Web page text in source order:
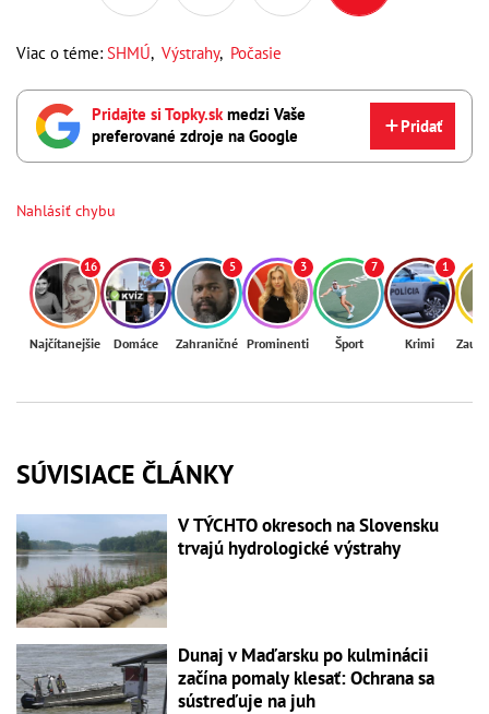
Viac o téme: SHMÚ, Výstrahy, Počasie
Pridajte si Topky.skmedzi Vaše
preferované zdroje na Google
Pridať
Nahlásiť chybu
16
Najčítanejšie
3
Domáce
5
Zahraničné
3
Prominenti
7
Šport
1
Krimi
SÚVISIACE ČLÁNKY
V TÝCHTO okresoch na Slovensku
trvajú hydrologické výstrahy
Dunaj v Maďarsku po kulminácii
začína pomaly klesať: Ochrana sa
sústreďuje na juh